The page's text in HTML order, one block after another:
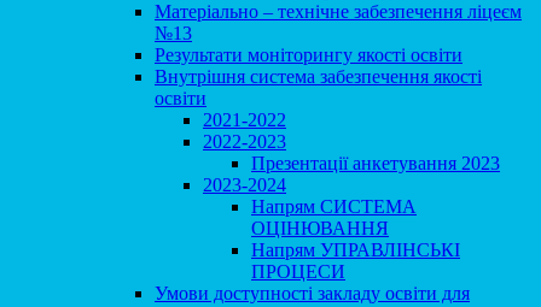
Матеріально – технічне забезпечення ліцеєм
№13
Результати моніторингу якості освіти
Внутрішня система забезпечення якості
освіти
2021-2022
2022-2023
Презентації анкетування 2023
2023-2024
Напрям СИСТЕМА
ОЦІНЮВАННЯ
Напрям УПРАВЛІНСЬКІ
ПРОЦЕСИ
Умови доступності закладу освіти для